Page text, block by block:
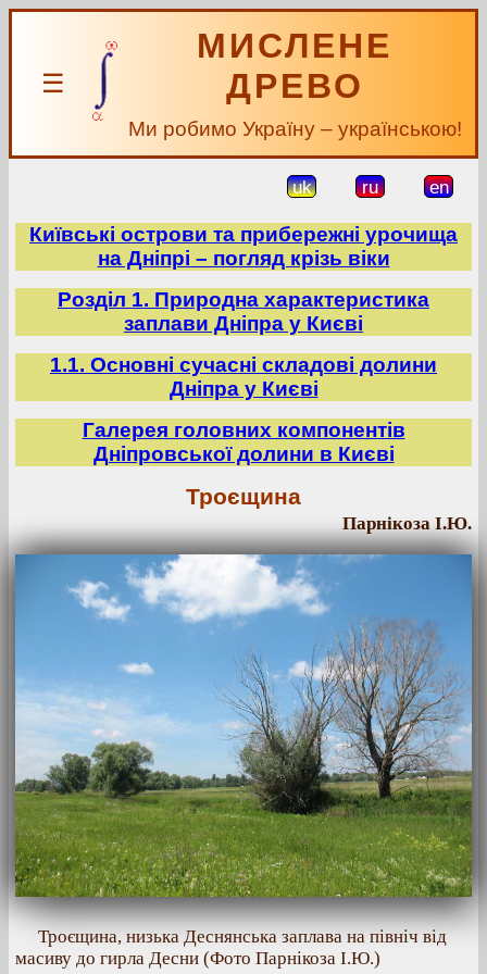
☰
МИСЛЕНЕ
ДРЕВО
Ми робимо Україну – українською!
uk ru en
Київські острови та прибережні урочища
на Дніпрі – погляд крізь віки
Розділ 1. Природна характеристика
заплави Дніпра у Києві
1.1. Основні сучасні складові долини
Дніпра у Києві
Галерея головних компонентів
Дніпровської долини в Києві
Троєщина
Парнікоза І.Ю.
Троєщина, низька Деснянська заплава на північ від
масиву до гирла Десни (Фото Парнікоза І.Ю.)